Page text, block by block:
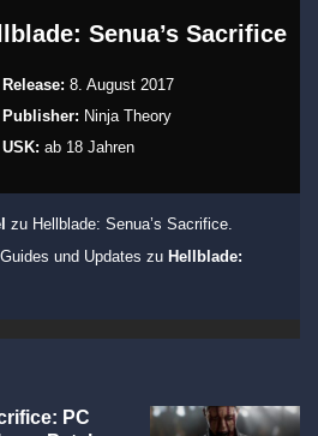
Senua’s Sacrifice
Release: 8. August 2017
Publisher: Ninja Theory
USK: ab 18 Jahren
zu Hellblade: Senua’s Sacrifice.
und Updates zu Hellblade:
PC